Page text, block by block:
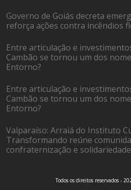
Governo de Goiás decreta
reforça ações contra incêndios
Entre articulação e
Cambão se tornou um dos
Entorno?
Entre articulação e
Cambão se tornou um dos
Entorno?
Valparaíso: Arraiá do Instituto
Transformando reúne
confraternização e solidariedade
Todos os direitos reservados -